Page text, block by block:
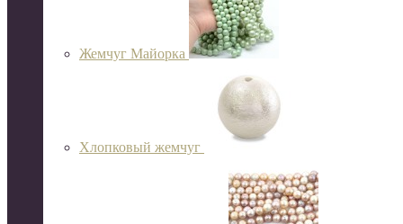
Жемчуг Майорка
Хлопковый жемчуг